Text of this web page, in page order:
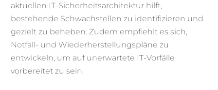
aktuellen IT-Sicherheitsarchitektur hilft,
bestehende Schwachstellen zu identifizieren und
gezielt zu beheben. Zudem empfiehlt es sich,
Notfall- und Wiederherstellungspläne zu
entwickeln, um auf unerwartete IT-Vorfälle
vorbereitet zu sein.